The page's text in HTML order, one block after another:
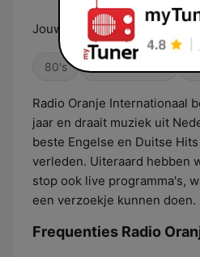
Jouw Radiovriend op het
80's
Radio Oranje Internationaal
jaar en draait muziek uit
beste Engelse en Duitse
verleden. Uiteraard hebben
stop ook live programma's,
een verzoekje kunnen doen.
Frequenties Radio